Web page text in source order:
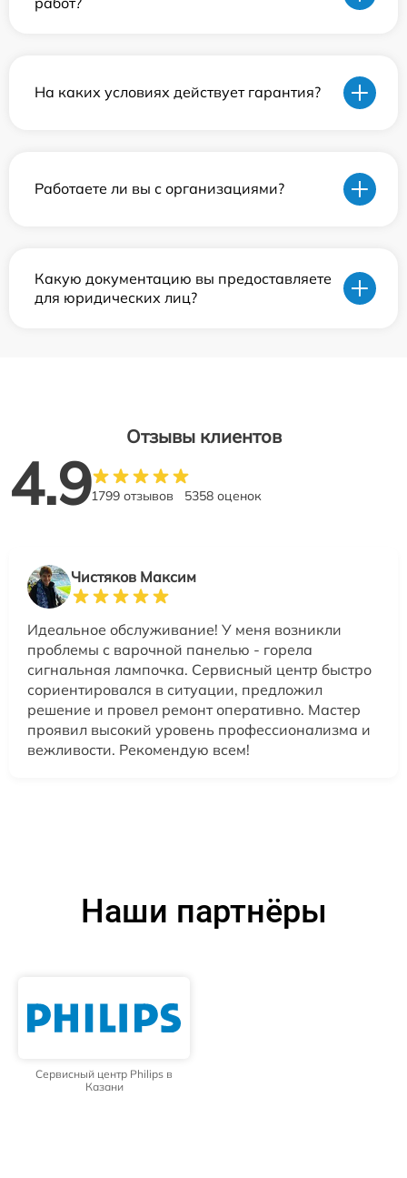
На каких условиях действует гарантия?
Работаете ли вы с организациями?
Какую документацию вы предоставляете
для юридических лиц?
Отзывы клиентов
4.91799 отзывов 5358 оценок
Чистяков Максим
Идеальное обслуживание! У меня возникли
проблемы с варочной панелью - горела
сигнальная лампочка. Сервисный центр быстро
сориентировался в ситуации, предложил
решение и провел ремонт оперативно. Мастер
проявил высокий уровень профессионализма и
вежливости. Рекомендую всем!
Наши партнёры
Сервисный центр Philips в
Казани